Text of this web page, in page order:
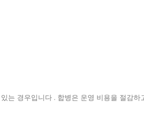
는 경우입니다 . 합병은 운영 비용을 절감하